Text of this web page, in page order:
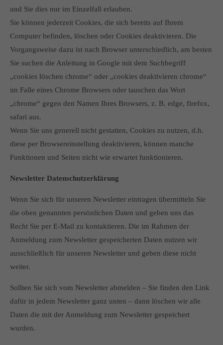
und Sie dies nur im Einzelfall erlauben.
Sie können jederzeit Cookies, die sich bereits auf Ihrem
Computer befinden, löschen oder Cookies deaktivieren. Die
Vorgangsweise dazu ist nach Browser unterschiedlich, am besten
Sie suchen die Anleitung in Google mit dem Suchbegriff
„cookies löschen chrome“ oder „cookies deaktivieren chrome“
im Falle eines Chrome Browsers oder tauschen das Wort
„chrome“ gegen den Namen Ihres Browsers, z. B. edge, firefox,
safari aus.
Wenn Sie uns generell nicht gestatten, Cookies zu nutzen, d.h.
diese per Browsereinstellung deaktivieren, können manche
Funktionen und Seiten nicht wie erwartet funktionieren.
Newsletter Datenschutzerklärung
Wenn Sie sich für unseren Newsletter eintragen übermitteln Sie
die oben genannten persönlichen Daten und geben uns das
Recht Sie per E-Mail zu kontaktieren. Die im Rahmen der
Anmeldung zum Newsletter gespeicherten Daten nutzen wir
ausschließlich für unseren Newsletter und geben diese nicht
weiter.
Sollten Sie sich vom Newsletter abmelden – Sie finden den Link
dafür in jedem Newsletter ganz unten – dann löschen wir alle
Daten die mit der Anmeldung zum Newsletter gespeichert
wurden.